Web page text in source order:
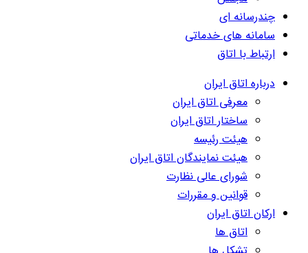
چندرسانه ای
سامانه های خدماتی
ارتباط با اتاق
درباره اتاق ایران
معرفی اتاق ایران
ساختار اتاق ایران
هیئت رئیسه
هیئت نمایندگان اتاق ایران
شورای عالی نظارت
قوانین و مقررات
ارکان اتاق ایران
اتاق ها